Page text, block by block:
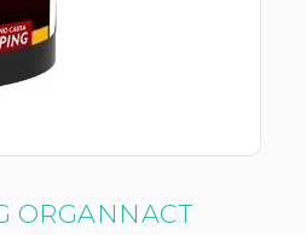
ORGANNACT